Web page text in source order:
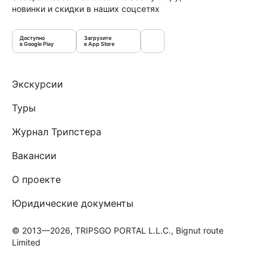
новинки и скидки в наших соцсетях
Доступно
в Google Play
Загрузите
в App Store
Экскурсии
Туры
Журнал Трипстера
Вакансии
О проекте
Юридические документы
© 2013—2026, TRIPSGO PORTAL L.L.C., Bignut route
Limited